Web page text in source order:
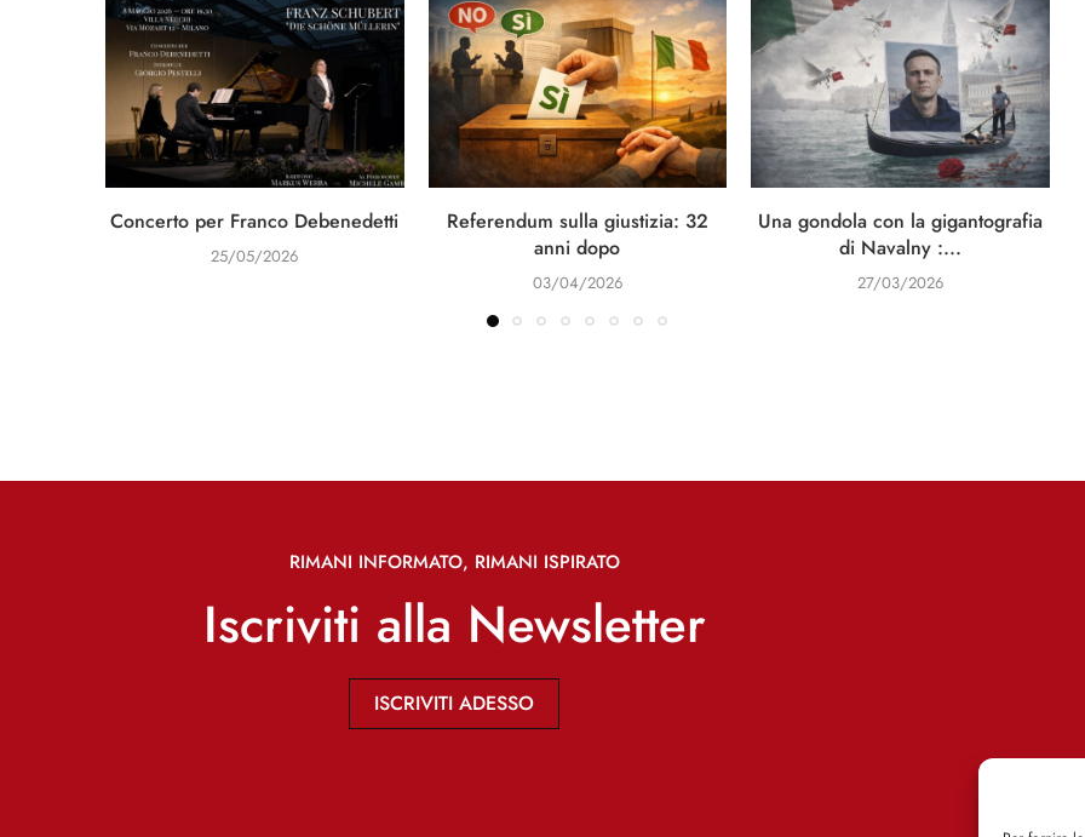
Concerto per Franco Debenedetti
25/05/2026
Referendum sulla giustizia: 32
anni dopo
03/04/2026
Una gondola con la gigantografia
di Navalny :...
27/03/2026
RIMANI INFORMATO, RIMANI ISPIRATO
Iscriviti alla Newsletter
ISCRIVITI ADESSO